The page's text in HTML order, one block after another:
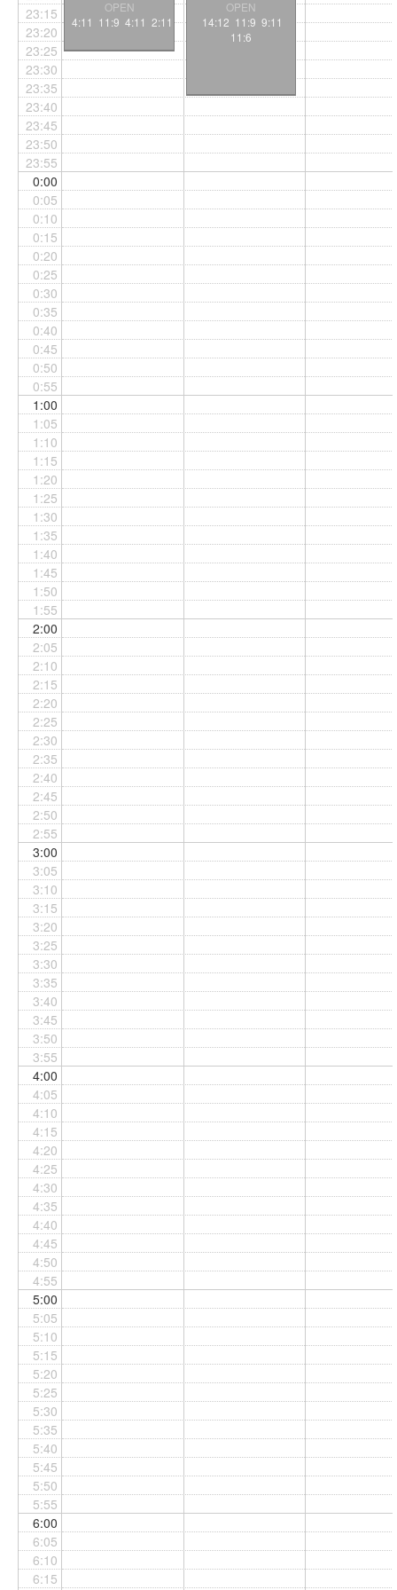
OPEN
4:11 11:9 4:11 2:11
OPEN
14:12 11:9 9:11
11:6
23:15
23:20
23:25
23:30
23:35
23:40
23:45
23:50
23:55
0:00
0:05
0:10
0:15
0:20
0:25
0:30
0:35
0:40
0:45
0:50
0:55
1:00
1:05
1:10
1:15
1:20
1:25
1:30
1:35
1:40
1:45
1:50
1:55
2:00
2:05
2:10
2:15
2:20
2:25
2:30
2:35
2:40
2:45
2:50
2:55
3:00
3:05
3:10
3:15
3:20
3:25
3:30
3:35
3:40
3:45
3:50
3:55
4:00
4:05
4:10
4:15
4:20
4:25
4:30
4:35
4:40
4:45
4:50
4:55
5:00
5:05
5:10
5:15
5:20
5:25
5:30
5:35
5:40
5:45
5:50
5:55
6:00
6:05
6:10
6:15